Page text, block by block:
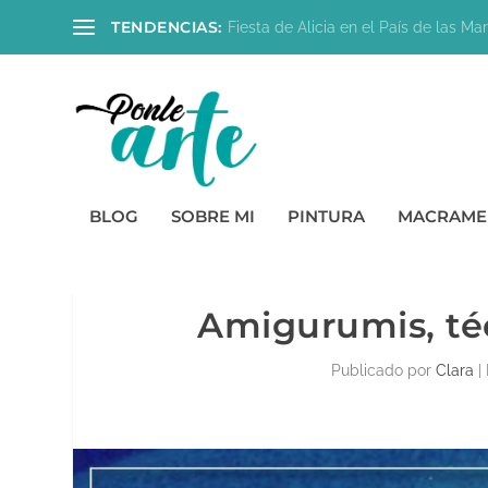
TENDENCIAS: Fiesta de Alicia en el País de las
BLOG SOBRE MI PINTURA MACRAME
Amigurumis,
Publicado por Clara